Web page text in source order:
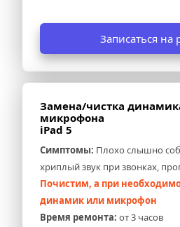
Записаться на
Замена/чистка
микрофона
iPad 5
Симптомы: Плохо слышно
хриплый звук при звонках,
Почистим, а при
динамик или микрофон
Время ремонта: от 3 часов